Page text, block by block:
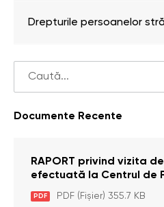
Drepturile persoanelor
Documente Recente
RAPORT privind vizita
efectuată la Centrul de
pentru Persoane cu
Brînzeni, r. Edineț, din
PDF PDF (Fișier) 355.7 KB